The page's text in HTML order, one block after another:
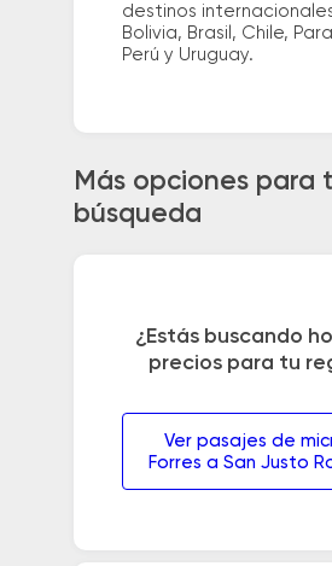
destinos
Bolivia, Brasil, Chile,
Perú y Uruguay.
Más opciones para
búsqueda
¿Estás buscando
precios para tu
Ver pasajes de
Forres a San Justo